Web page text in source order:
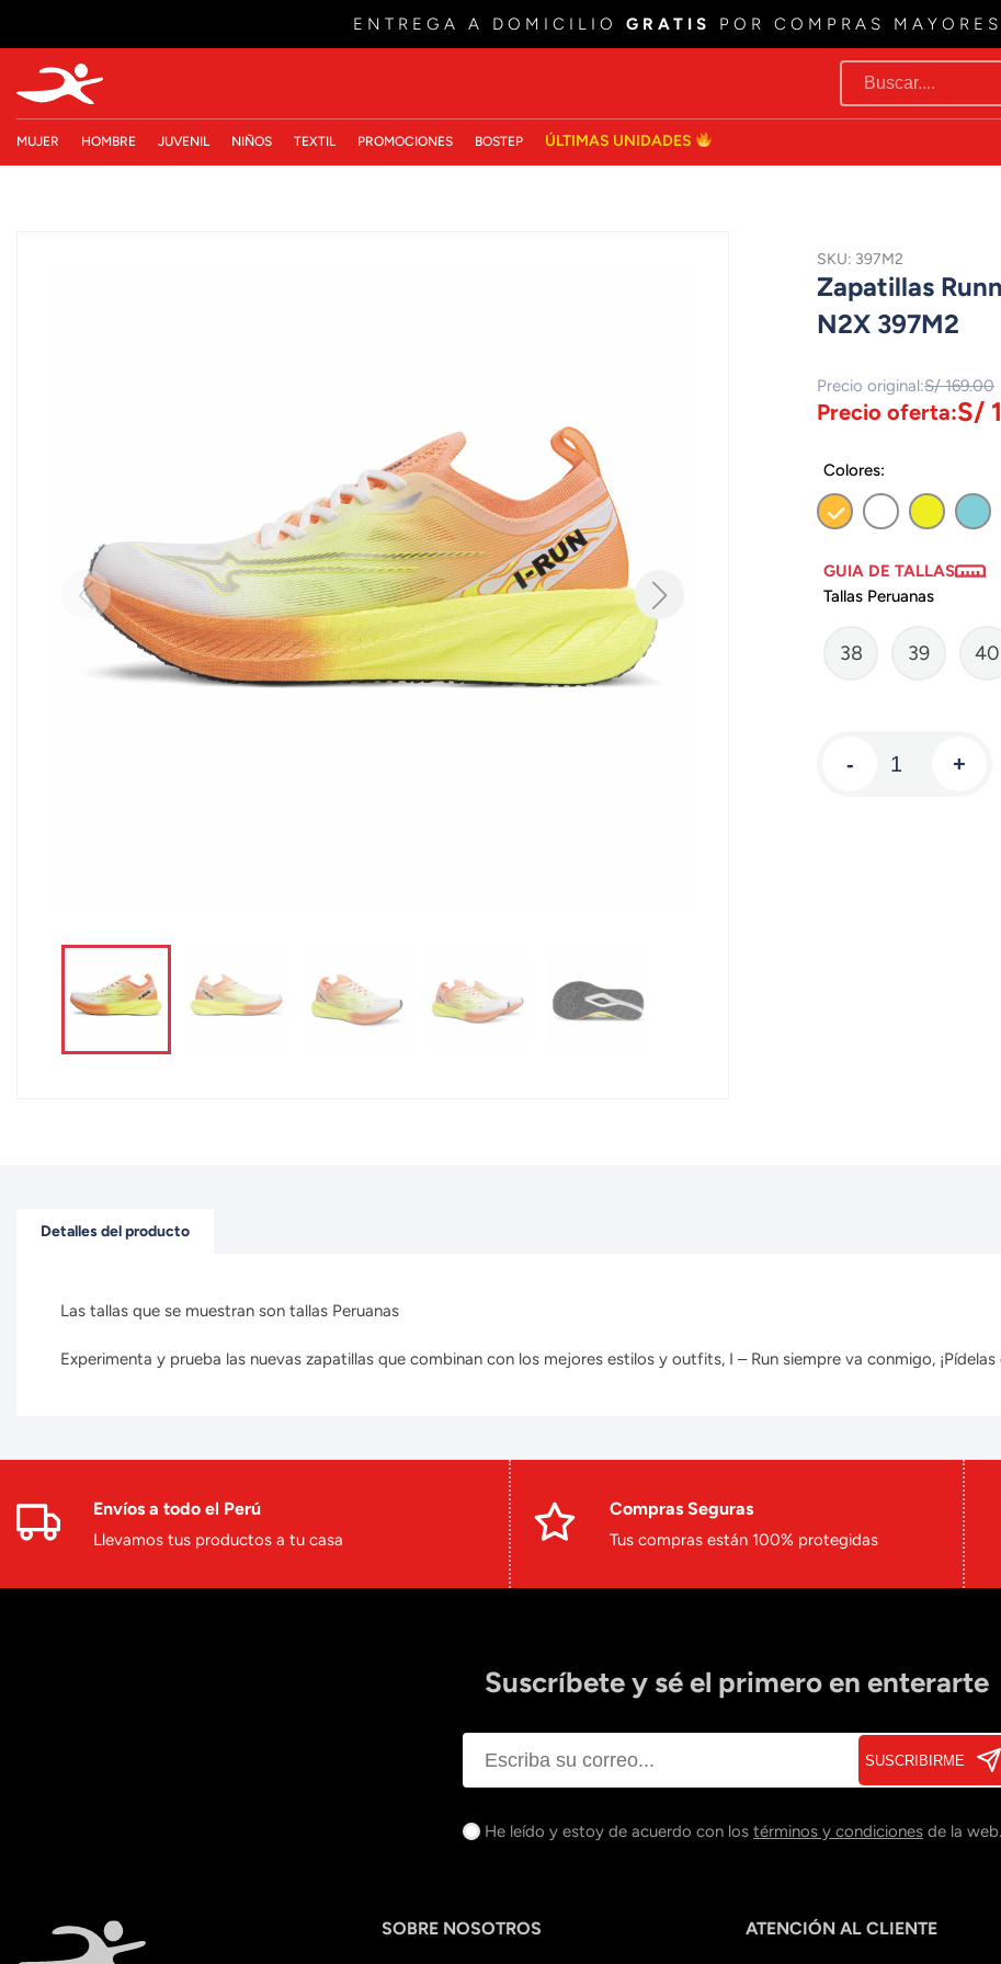
ENTREGA A DOMICILIO GRATIS POR COMPRAS
MUJER HOMBRE JUVENIL NIÑOS TEXTIL PROMOCIONES BOSTEP ÚLTIMAS UNIDADES
SKU: 397M2
Zapatillas
N2X 397M2
Precio original:S/ 169.00
Precio oferta:S/
Colores:
GUIA DE TALLAS
Tallas Peruanas
38 39 40
- +
Detalles del producto
Las tallas que se muestran son tallas Peruanas
Experimenta y prueba las nuevas zapatillas que combinan con los mejores estilos y outfits, I – Run siempre va conmigo,
Envíos a todo el Perú
Llevamos tus productos a tu casa
Compras Seguras
Tus compras están 100% protegidas
Suscríbete y sé el primero en enterarte
SUSCRIBIRME
He leído y estoy de acuerdo con los términos y condiciones de la web.
SOBRE NOSOTROS ATENCIÓN AL CLIENTE